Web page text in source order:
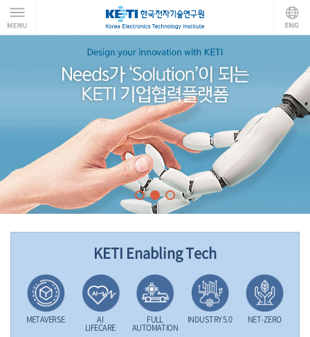
KETI Enabling Tech
METAVERSE AI
LIFECARE
FULL
AUTOMATION
INDUSTRY 5.0 NET-ZERO